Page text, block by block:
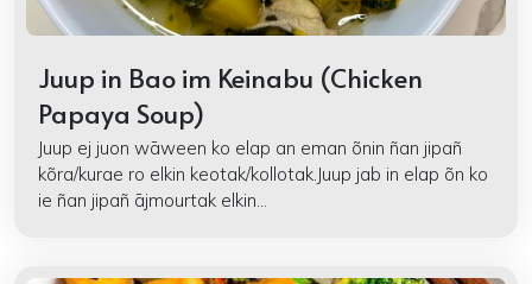
Juup in Bao im Keinabu (Chicken
Papaya Soup)
Juup ej juon wāween ko elap an eman õnin ñan jipañ
kõra/kurae ro elkin keotak/kollotak.Juup jab in elap õn ko
ie ñan jipañ ājmourtak elkin...